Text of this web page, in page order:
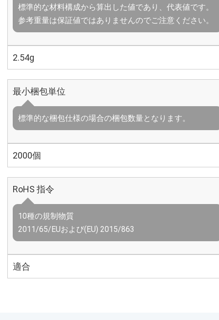
標準的な材料構成から算出した値であり、代表値です。
参考重量は保証値ではありませんのでご注意ください。
2.54g
最小梱包単位
標準的な梱包仕様の場合の梱包数量となります。
2000個
RoHS 指令
10種の規制物質
2011/65/EUおよび(EU) 2015/863
適合